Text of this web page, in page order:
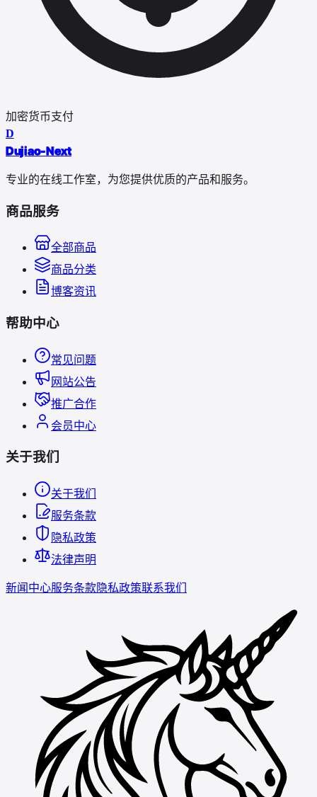
加密货币支付
D
Dujiao-Next
专业的在线工作室，为您提供优质的产品和服务。
商品服务
全部商品
商品分类
博客资讯
帮助中心
常见问题
网站公告
推广合作
会员中心
关于我们
关于我们
服务条款
隐私政策
法律声明
新闻中心服务条款隐私政策联系我们